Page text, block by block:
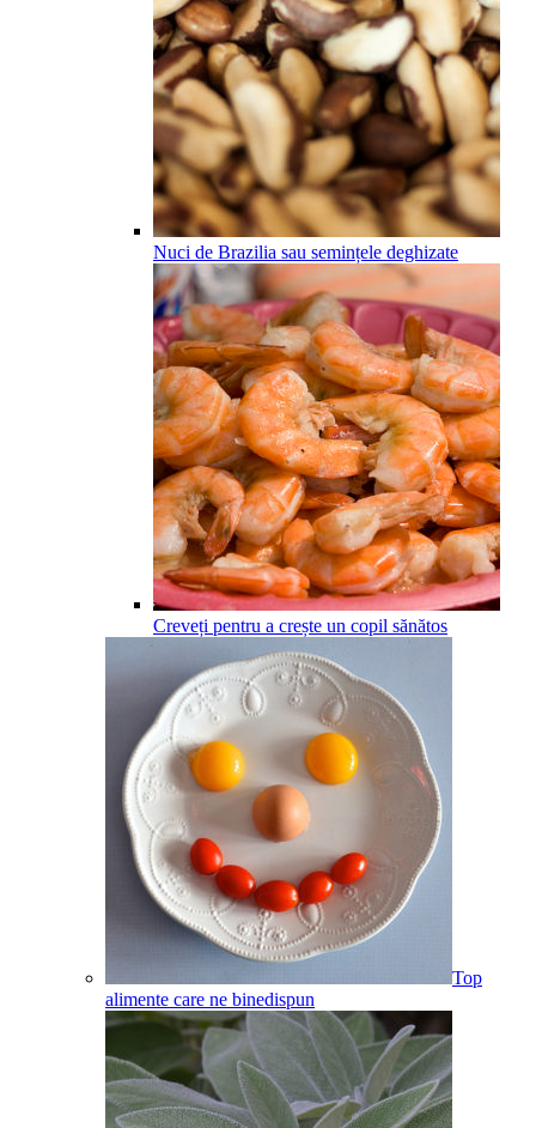
Nuci de Brazilia sau semințele deghizate
Creveți pentru a crește un copil sănătos
Top
alimente care ne binedispun